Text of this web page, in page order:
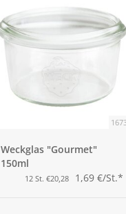
Weckglas "Gourmet"
150ml
12 St. €20,28 1,69 €/St.*